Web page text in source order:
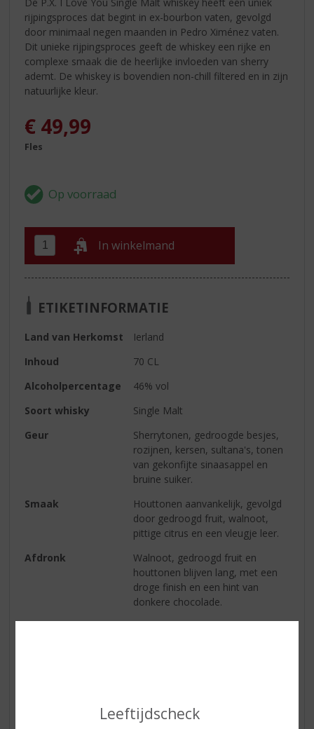
Leeftijdscheck
rijpingsproces dat begint in ex-bourbon vaten, gevolgd
door minimaal negen maanden in Pedro Ximénez vaten.
Dit unieke rijpingsproces geeft de whiskey een rijke en
complexe smaak die de heerlijke invloeden van sherry
ademt. De whiskey is bovendien non-chill filtered en in zijn
natuurlijke kleur.
€ 49,99
Fles
In winkelmand
ETIKETINFORMATIE
Land van Herkomst
Ierland
Inhoud
70 CL
Alcoholpercentage
46% vol
Soort whisky
Single Malt
Geur
Sherrytonen, gedroogde besjes,
rozijnen, kersen, sultana's, tonen
van gekonfijte sinaasappel en
bruine suiker.
Smaak
Houttonen aanvankelijk, gevolgd
door gedroogd fruit, walnoot,
pittige citrus en een vleugje leer.
Afdronk
Walnoot, gedroogd fruit en
houttonen blijven lang, met een
droge finish en een hint van
donkere chocolade.
Er zijn nog geen reviews geplaatst voor dit product